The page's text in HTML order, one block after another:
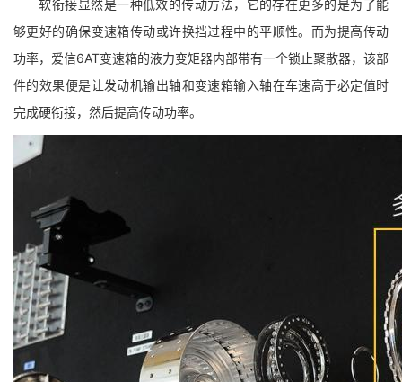
软衔接显然是一种低效的传动方法，它的存在更多的是为了能
够更好的确保变速箱传动或许换挡过程中的平顺性。而为提高传动
功率，爱信6AT变速箱的液力变矩器内部带有一个锁止聚散器，该部
件的效果便是让发动机输出轴和变速箱输入轴在车速高于必定值时
完成硬衔接，然后提高传动功率。